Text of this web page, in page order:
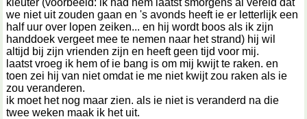
kleuter (voorbeeld: ik had hem laatst smorgens al vereld dat
we niet uit zouden gaan en 's avonds heeft ie er letterlijk een
half uur over lopen zeiken... en hij wordt boos als ik zijn
handdoek vergeet mee te nemen naar het strand) hij wil
altijd bij zijn vrienden zijn en heeft geen tijd voor mij.
laatst vroeg ik hem of ie bang is om mij kwijt te raken. en
toen zei hij van niet omdat ie me niet kwijt zou raken als ie
zou veranderen.
ik moet het nog maar zien. als ie niet is veranderd na die
twee weken maak ik het uit.